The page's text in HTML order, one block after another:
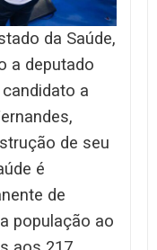
da Saúde,
a deputado
a
de seu
é
de
população ao